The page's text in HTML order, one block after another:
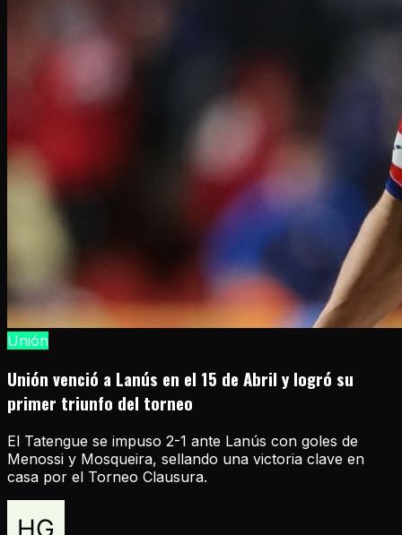
Unión
Unión venció a Lanús en el 15 de Abril y logró su
primer triunfo del torneo
El Tatengue se impuso 2-1 ante Lanús con goles de
Menossi y Mosqueira, sellando una victoria clave en
casa por el Torneo Clausura.